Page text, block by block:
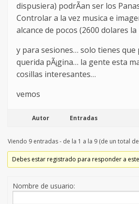
dispusiera) podrÃ­an ser los
Controlar a la vez musica e
alcance de pocos (2600 dolares
y para sesiones… solo tienes
querida pÃ¡gina… la gente esta
cosillas interesantes…
vemos
Autor Entradas
Viendo 9 entradas - de la 1 a la 9 (de un total
Debes estar registrado para responder a
Nombre de usuario: